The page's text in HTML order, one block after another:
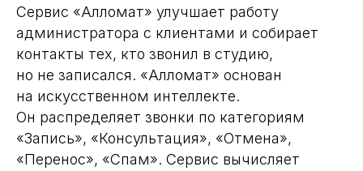
Сервис «Алломат» улучшает работу
администратора с клиентами и собирает
контакты тех, кто звонил в студию,
но не записался. «Алломат» основан
на искусственном интеллекте.
Он распределяет звонки по категориям
«Запись», «Консультация», «Отмена»,
«Перенос», «Спам». Сервис вычисляет